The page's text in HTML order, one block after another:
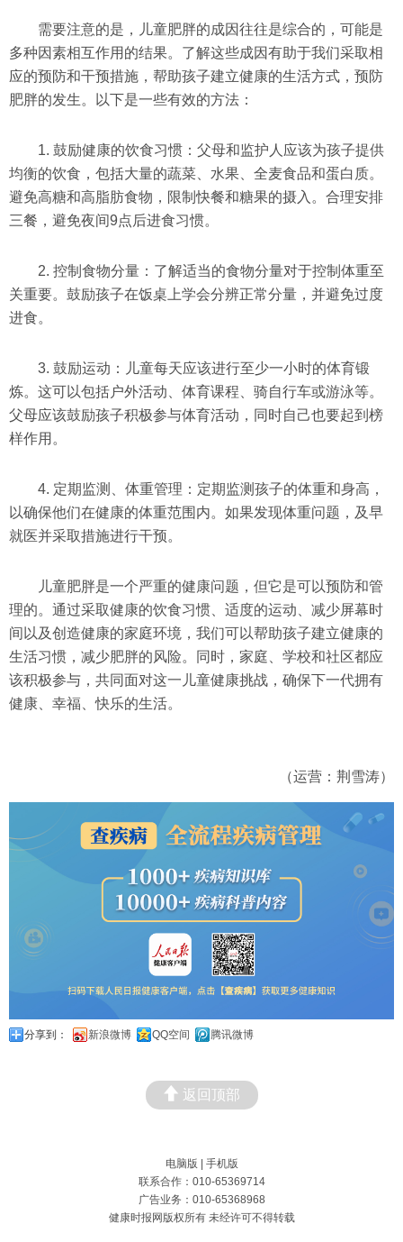
需要注意的是，儿童肥胖的成因往往是综合的，可能是
多种因素相互作用的结果。了解这些成因有助于我们采取相
应的预防和干预措施，帮助孩子建立健康的生活方式，预防
肥胖的发生。以下是一些有效的方法：
1. 鼓励健康的饮食习惯：父母和监护人应该为孩子提供
均衡的饮食，包括大量的蔬菜、水果、全麦食品和蛋白质。
避免高糖和高脂肪食物，限制快餐和糖果的摄入。合理安排
三餐，避免夜间9点后进食习惯。
2. 控制食物分量：了解适当的食物分量对于控制体重至
关重要。鼓励孩子在饭桌上学会分辨正常分量，并避免过度
进食。
3. 鼓励运动：儿童每天应该进行至少一小时的体育锻
炼。这可以包括户外活动、体育课程、骑自行车或游泳等。
父母应该鼓励孩子积极参与体育活动，同时自己也要起到榜
样作用。
4. 定期监测、体重管理：定期监测孩子的体重和身高，
以确保他们在健康的体重范围内。如果发现体重问题，及早
就医并采取措施进行干预。
儿童肥胖是一个严重的健康问题，但它是可以预防和管
理的。通过采取健康的饮食习惯、适度的运动、减少屏幕时
间以及创造健康的家庭环境，我们可以帮助孩子建立健康的
生活习惯，减少肥胖的风险。同时，家庭、学校和社区都应
该积极参与，共同面对这一儿童健康挑战，确保下一代拥有
健康、幸福、快乐的生活。
（运营：荆雪涛）
分享到： 新浪微博 QQ空间 腾讯微博
返回顶部
电脑版 | 手机版
联系合作：010-65369714
广告业务：010-65368968
健康时报网版权所有 未经许可不得转载